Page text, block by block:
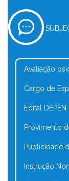
Avaliação
Cargo de
Edital DEPEN
Provimento
Publicidade
Instrução